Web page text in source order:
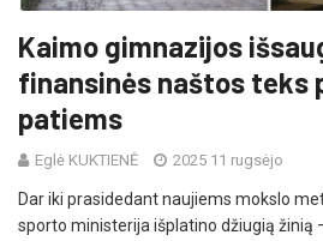
Kaimo gimnazijos
finansinės naštos teks
patiems
Eglė KUKTIENĖ 2025 11 rugsėjo
Dar iki prasidedant naujiems mokslo
sporto ministerija išplatino džiugią žinią